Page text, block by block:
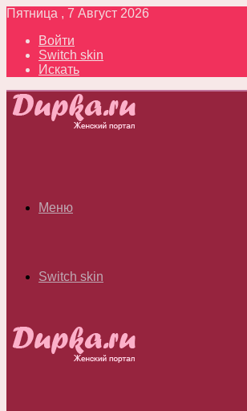
Пятница , 7 Август 2026
Войти
Switch skin
Искать
Меню
Switch skin